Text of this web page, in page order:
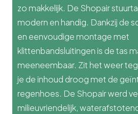
zo makkelijk. De Shopair
modern en handig. Dankzij de
en eenvoudige montage met
klittenbandsluitingen is de tas
meeneembaar. Zit het weer
je de inhoud droog met de
regenhoes. De Shopair werd
milieuvriendelijk,